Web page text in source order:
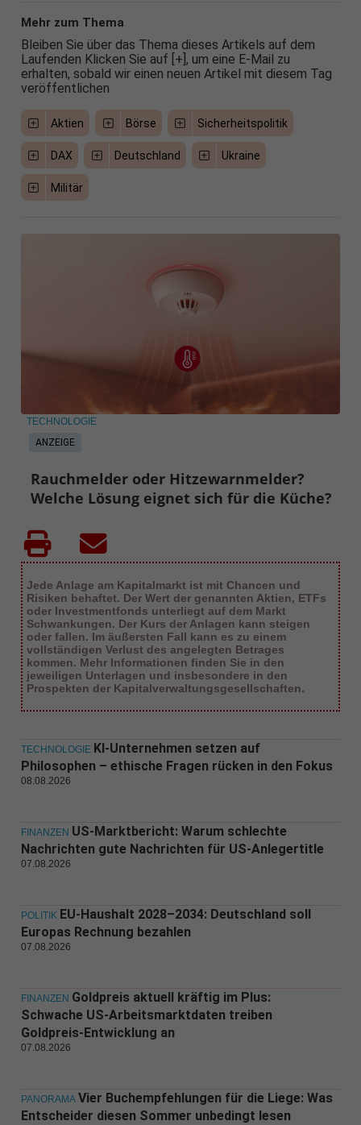
Mehr zum Thema
Bleiben Sie über das Thema dieses Artikels auf dem
Laufenden Klicken Sie auf [+], um eine E-Mail zu
erhalten, sobald wir einen neuen Artikel mit diesem Tag
veröffentlichen
Aktien Börse Sicherheitspolitik
DAX Deutschland Ukraine
Militär
ANZEIGE
TECHNOLOGIE
Rauchmelder oder Hitzewarnmelder?
Welche Lösung eignet sich für die Küche?
Jede Anlage am Kapitalmarkt ist mit Chancen und
Risiken behaftet. Der Wert der genannten Aktien, ETFs
oder Investmentfonds unterliegt auf dem Markt
Schwankungen. Der Kurs der Anlagen kann steigen
oder fallen. Im äußersten Fall kann es zu einem
vollständigen Verlust des angelegten Betrages
kommen. Mehr Informationen finden Sie in den
jeweiligen Unterlagen und insbesondere in den
Prospekten der Kapitalverwaltungsgesellschaften.
TECHNOLOGIE KI-Unternehmen setzen auf
Philosophen – ethische Fragen rücken in den Fokus
08.08.2026
FINANZEN US-Marktbericht: Warum schlechte
Nachrichten gute Nachrichten für US-Anlegertitle
07.08.2026
POLITIK EU-Haushalt 2028–2034: Deutschland soll
Europas Rechnung bezahlen
07.08.2026
FINANZEN Goldpreis aktuell kräftig im Plus:
Schwache US-Arbeitsmarktdaten treiben
Goldpreis-Entwicklung an
07.08.2026
PANORAMA Vier Buchempfehlungen für die Liege: Was
Entscheider diesen Sommer unbedingt lesen